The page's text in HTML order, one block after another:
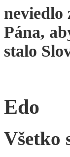
neviedlo
Pána,
stalo
Edo
Všetko